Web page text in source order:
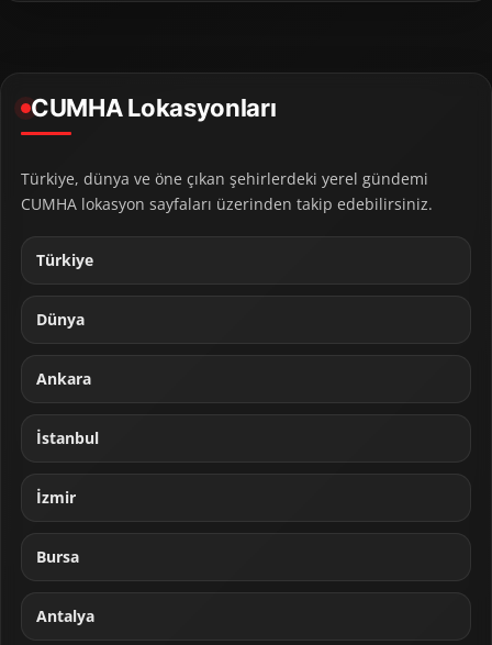
CUMHA Lokasyonları
Türkiye, dünya ve öne çıkan şehirlerdeki yerel gündemi
CUMHA lokasyon sayfaları üzerinden takip edebilirsiniz.
Türkiye
Dünya
Ankara
İstanbul
İzmir
Bursa
Antalya